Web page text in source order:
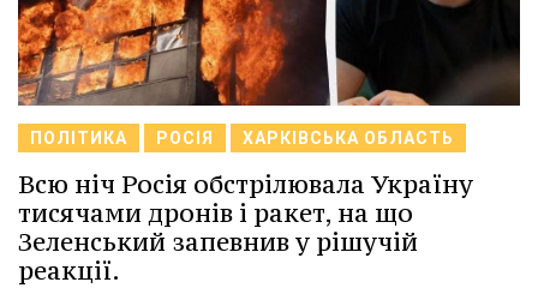
ПОЛІТИКА РОСІЯ ХАРКІВСЬКА ОБЛАСТЬ
Всю ніч Росія обстрілювала Україну
тисячами дронів і ракет, на що
Зеленський запевнив у рішучій
реакції.